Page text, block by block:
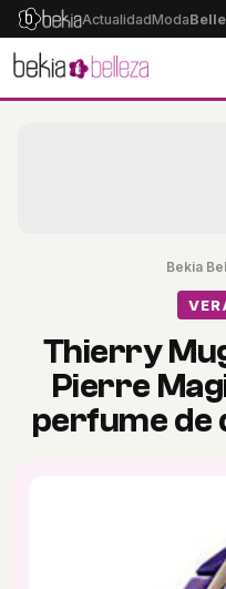
ActualidadModa
Bekia
Thierry
Pierre
perfume de